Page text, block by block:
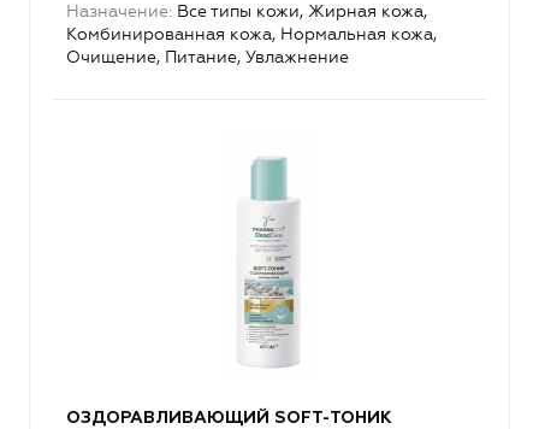
Назначение Все типы кожи, Жирная кожа,
Комбинированная кожа, Нормальная кожа,
Очищение, Питание, Увлажнение
ОЗДОРАВЛИВАЮЩИЙ SOFT-ТОНИК